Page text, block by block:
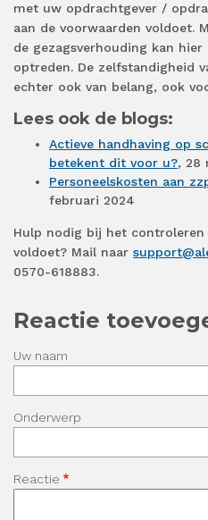
met uw opdrachtgever /
aan de voorwaarden voldoet.
de gezagsverhouding kan hier
optreden. De zelfstandigheid
echter ook van belang, ook
Lees ook de blogs:
Actieve handhaving op
betekent dit voor u?, 28
Personeelskosten aan
februari 2024
Hulp nodig bij het
voldoet? Mail naar
0570-618883.
Reactie
Uw naam
Onderwerp
Reactie